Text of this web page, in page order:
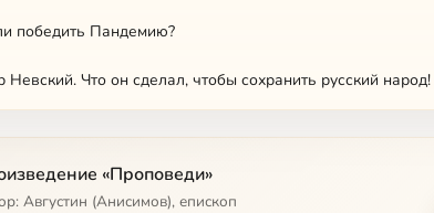
победить Пандемию?
Невский. Что он сделал, чтобы сохранить русский народ!
человеческое?
«Проповеди»
Августин (Анисимов), епископ